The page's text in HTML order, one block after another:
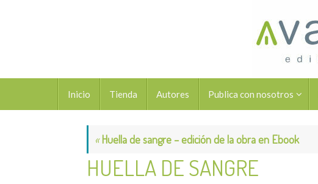
contenido
Inicio Tienda Autores Publica con nosotros
«Huella de sangre – edición de la obra en Ebook
HUELLA DE SANGRE